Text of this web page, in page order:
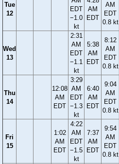
Tue
12
EDT
−1.0
kt
AM
EDT
AM
EDT
0.8 kt
Wed
13
2:31
AM
EDT
−1.1
kt
5:38
AM
EDT
8:12
AM
EDT
0.8 kt
Thu
14
12:08
AM
EDT
3:29
AM
EDT
−1.3
kt
6:40
AM
EDT
9:04
AM
EDT
0.8 kt
Fri
15
1:02
AM
EDT
4:22
AM
EDT
−1.5
kt
7:37
AM
EDT
9:54
AM
EDT
0.8 kt